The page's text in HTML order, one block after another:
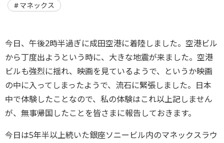
マネックス
今日、午後2時半過ぎに成田空港に着陸しました。空港ビル
から丁度出ようという時に、大きな地震が来ました。空港
ビルも強烈に揺れ、映画を見ているようで、というか映画
の中に入ってしまったようで、流石に緊張しました。日本
中で体験したことなので、私の体験はこれ以上記しません
が、無事帰国したことを皆さまに報告しておきます。
今日は5年半以上続いた銀座ソニービル内のマネックスラウ